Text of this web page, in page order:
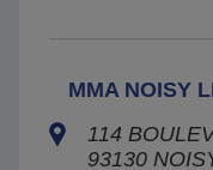
MMA NOISY
114
93130